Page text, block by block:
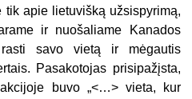
tik apie lietuvišką užsispyrimą,
ir nuošaliame Kanados
rasti savo vietą ir mėgautis
Pasakotojas prisipažįsta,
buvo „<…> vieta, kur